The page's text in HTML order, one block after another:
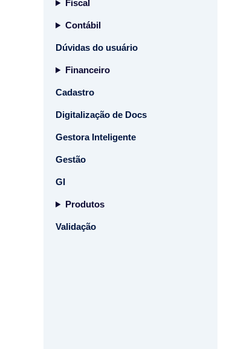
Fiscal
Contábil
Dúvidas do usuário
Financeiro
Cadastro
Digitalização de Docs
Gestora Inteligente
Gestão
GI
Produtos
Validação